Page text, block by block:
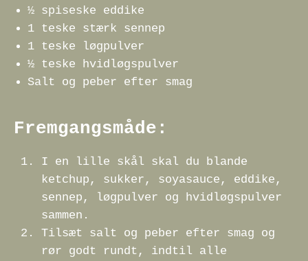
½ spiseske eddike
1 teske stærk sennep
1 teske løgpulver
½ teske hvidløgspulver
Salt og peber efter smag
Fremgangsmåde:
I en lille skål skal du blande
ketchup, sukker, soyasauce, eddike,
sennep, løgpulver og hvidløgspulver
sammen.
Tilsæt salt og peber efter smag og
rør godt rundt, indtil alle